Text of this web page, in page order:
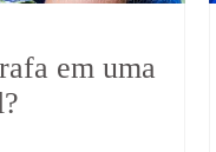
em uma